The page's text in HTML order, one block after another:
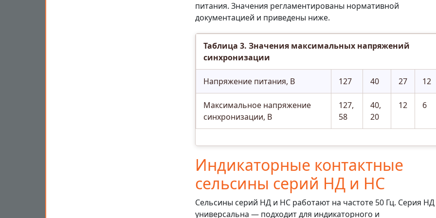
питания. Значения регламентированы нормативной
документацией и приведены ниже.
Таблица 3. Значения максимальных напряжений
синхронизации
Напряжение питания, В 127 40 27 12
Максимальное напряжение
синхронизации, В
127,
58
40,
20
12 6
Индикаторные контактные
сельсины серий НД и НС
Сельсины серий НД и НС работают на частоте 50 Гц. Серия НД
универсальна — подходит для индикаторного и